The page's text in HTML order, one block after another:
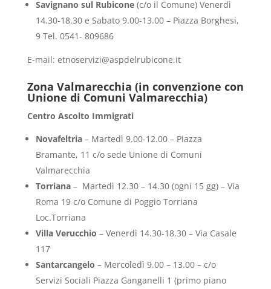
Savignano sul Rubicone(c/o il Comune) Venerdì
14.30-18.30 e Sabato 9.00-13.00 – Piazza Borghesi,
9 Tel. 0541- 809686
E-mail: etnoservizi@aspdelrubicone.it
Zona Valmarecchia (in convenzione con
Unione di Comuni Valmarecchia)
Centro Ascolto Immigrati
Novafeltria– Martedì 9.00-12.00 – Piazza
Bramante, 11 c/o sede Unione di Comuni
Valmarecchia
Torriana– Martedì 12.30 – 14.30 (ogni 15 gg) – Via
Roma 19 c/o Comune di Poggio Torriana
Loc.Torriana
Villa Verucchio – Venerdì 14.30-18.30 – Via Casale
117
Santarcangelo – Mercoledì 9.00 – 13.00 – c/o
Servizi Sociali Piazza Ganganelli 1 (primo piano